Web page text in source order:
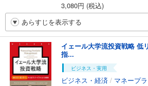
3,080円 (税込)
あらすじを表示する
イェール大学流投資戦略 低
指...
ビジネス・実用
ビジネス・経済 / マネープ